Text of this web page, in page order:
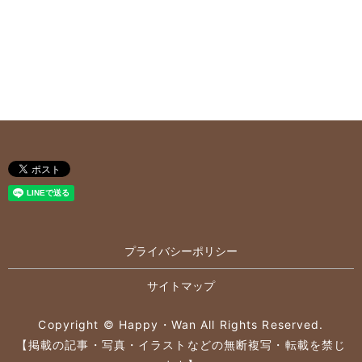
プライバシーポリシー
サイトマップ
Copyright © Happy・Wan All Rights Reserved.
【掲載の記事・写真・イラストなどの無断複写・転載を禁じ